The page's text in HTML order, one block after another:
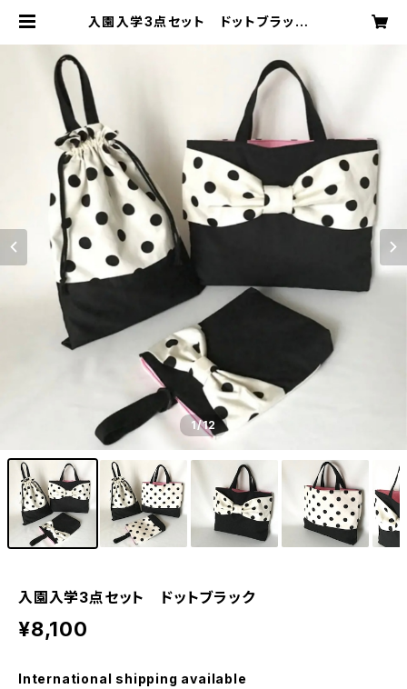
入園入学3点セット ドットブラック |
1/12
入園入学3点セット ドットブラック
¥8,100
International shipping available